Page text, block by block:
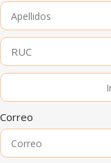
Correo